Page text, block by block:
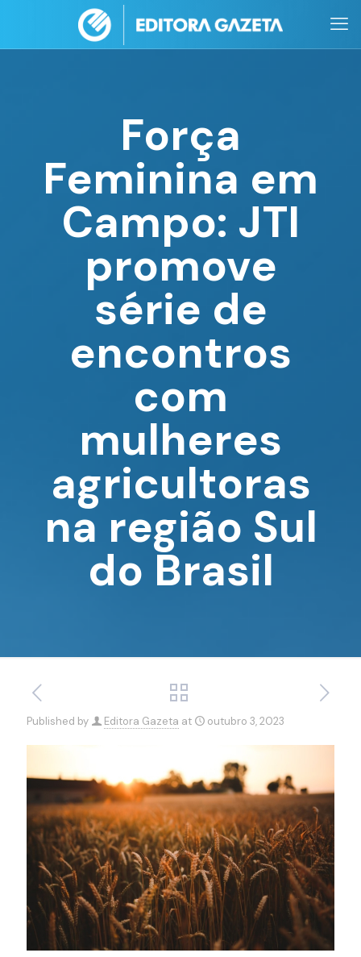
Força
Feminina em
Campo: JTI
promove
série de
encontros
com
mulheres
agricultoras
na região Sul
do Brasil
Published by Editora Gazeta at outubro 3, 2023